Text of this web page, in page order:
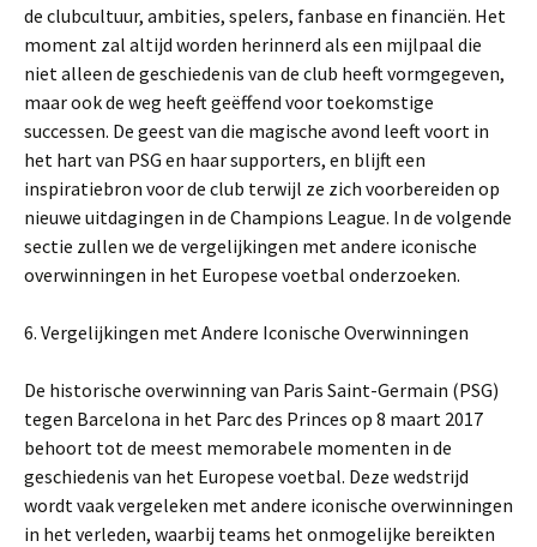
de clubcultuur, ambities, spelers, fanbase en financiën. Het
moment zal altijd worden herinnerd als een mijlpaal die
niet alleen de geschiedenis van de club heeft vormgegeven,
maar ook de weg heeft geëffend voor toekomstige
successen. De geest van die magische avond leeft voort in
het hart van PSG en haar supporters, en blijft een
inspiratiebron voor de club terwijl ze zich voorbereiden op
nieuwe uitdagingen in de Champions League. In de volgende
sectie zullen we de vergelijkingen met andere iconische
overwinningen in het Europese voetbal onderzoeken.
6. Vergelijkingen met Andere Iconische Overwinningen
De historische overwinning van Paris Saint-Germain (PSG)
tegen Barcelona in het Parc des Princes op 8 maart 2017
behoort tot de meest memorabele momenten in de
geschiedenis van het Europese voetbal. Deze wedstrijd
wordt vaak vergeleken met andere iconische overwinningen
in het verleden, waarbij teams het onmogelijke bereikten